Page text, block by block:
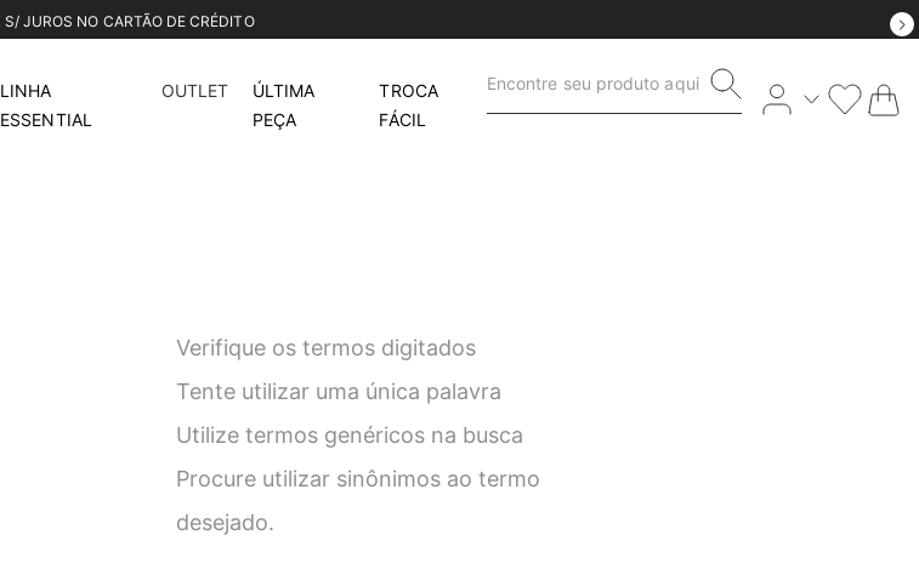
CONFIRA NOSSO OUTLET ATÉ 70%
LINHA
ESSENTIAL
OUTLET
ÚLTIMA
PEÇA
TROCA
FÁCIL
Encontre seu produto aqui
Verifique os termos digitados
Tente utilizar uma única palavra
Utilize termos genéricos na busca
Procure utilizar sinônimos ao termo
desejado.